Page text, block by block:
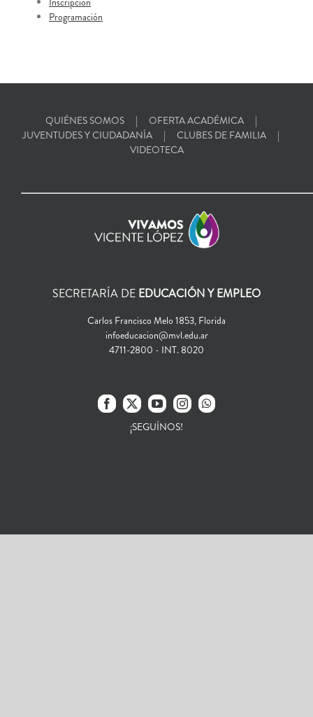
Programación
QUIÉNES SOMOS
OFERTA ACADÉMICA
JUVENTUDES Y CIUDADANÍA
CLUBES DE FAMILIA
VIDEOTECA
SECRETARÍA DE EDUCACIÓN Y EMPLEO
Carlos Francisco Melo 1853, Florida
infoeducacion@mvl.edu.ar
4711-2800 - INT. 8020
¡SEGUÍNOS!